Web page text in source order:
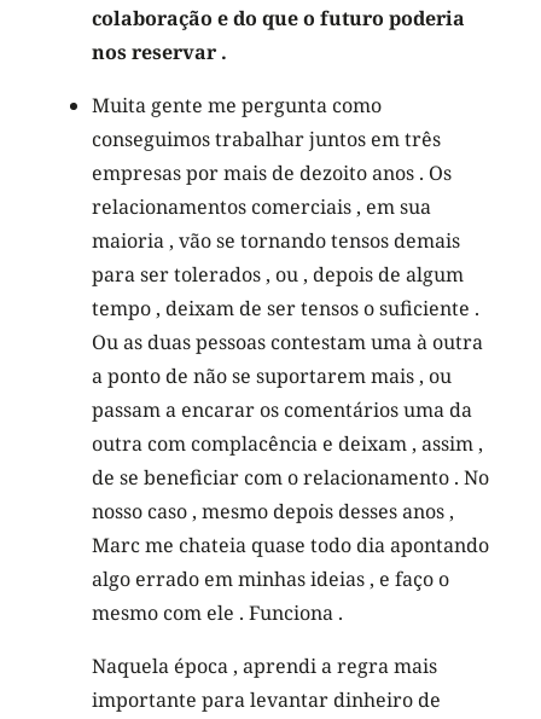
colaboração e do que o futuro poderia
nos reservar .
Muita gente me pergunta como
conseguimos trabalhar juntos em três
empresas por mais de dezoito anos . Os
relacionamentos comerciais , em sua
maioria , vão se tornando tensos demais
para ser tolerados , ou , depois de algum
tempo , deixam de ser tensos o suficiente .
Ou as duas pessoas contestam uma à outra
a ponto de não se suportarem mais , ou
passam a encarar os comentários uma da
outra com complacência e deixam , assim ,
de se beneficiar com o relacionamento . No
nosso caso , mesmo depois desses anos ,
Marc me chateia quase todo dia apontando
algo errado em minhas ideias , e faço o
mesmo com ele . Funciona .
Naquela época , aprendi a regra mais
importante para levantar dinheiro de